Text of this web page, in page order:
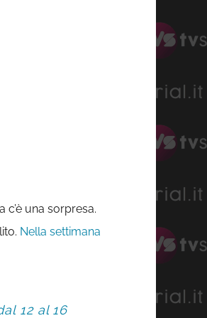
c’è una sorpresa.
Nella settimana
12 al 16